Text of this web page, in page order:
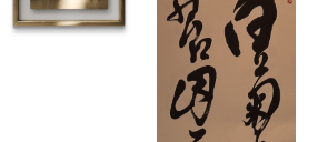
やアーティストへ、直感書道によるセッ